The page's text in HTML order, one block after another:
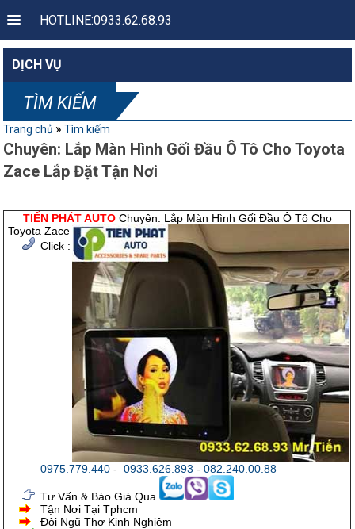
HOTLINE:0933.62.68.93
DỊCH VỤ
TÌM KIẾM
Trang chủ » Tìm kiếm
Chuyên: Lắp Màn Hình Gối Đầu Ô Tô Cho Toyota
Zace Lắp Đặt Tận Nơi
TIẾN PHÁT AUTOChuyên: Lắp Màn Hình Gối Đầu Ô Tô Cho
Toyota Zace
Click :
0975.779.440 -0933.626.893 -082.240.00.88
Tư Vấn & Báo Giá Qua
Tận Nơi Tại Tphcm
Đội Ngũ Thợ Kinh Nghiệm